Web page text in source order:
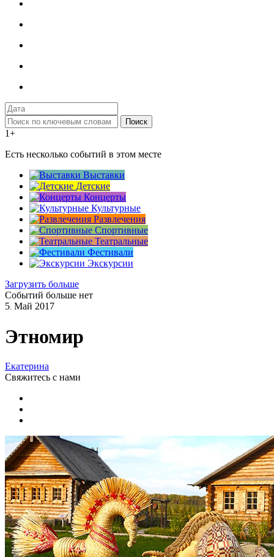
Поиск
1+
Есть несколько событий в этом месте
Выставки
Детские
Концерты
Культурные
Развлечения
Спортивные
Театральные
Фестивали
Экскурсии
Загрузить больше
Событий больше нет
5. Май 2017
Этномир
Екатерина
Свяжитесь с нами